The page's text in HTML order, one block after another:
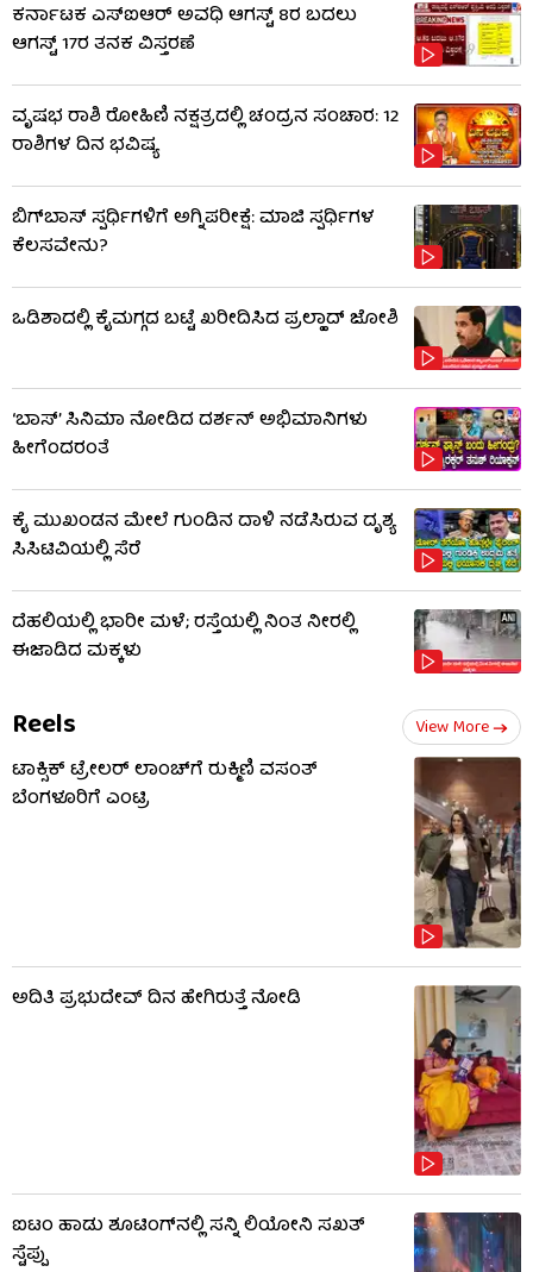
ಕರ್ನಾಟಕ ಎಸ್‌ಐಆರ್ ಅವಧಿ ಆಗಸ್ಟ್ 8ರ ಬದಲು
ಆಗಸ್ಟ್ 17ರ ತನಕ ವಿಸ್ತರಣೆ
ವೃಷಭ ರಾಶಿ ರೋಹಿಣಿ ನಕ್ಷತ್ರದಲ್ಲಿ ಚಂದ್ರನ ಸಂಚಾರ: 12
ರಾಶಿಗಳ ದಿನ ಭವಿಷ್ಯ
ಬಿಗ್​​ಬಾಸ್​ ಸ್ಪರ್ಧಿಗಳಿಗೆ ಅಗ್ನಿಪರೀಕ್ಷೆ: ಮಾಜಿ ​​ಸ್ಪರ್ಧಿಗಳ
ಕೆಲಸವೇನು?
ಒಡಿಶಾದಲ್ಲಿ ಕೈಮಗ್ಗದ ಬಟ್ಟೆ ಖರೀದಿಸಿದ ಪ್ರಲ್ಹಾದ್ ಜೋಶಿ
‘ಬಾಸ್’ ಸಿನಿಮಾ ನೋಡಿದ ದರ್ಶನ್ ಅಭಿಮಾನಿಗಳು
ಹೀಗೆಂದರಂತೆ
ಕೈ ಮುಖಂಡನ ಮೇಲೆ ಗುಂಡಿನ ದಾಳಿ ನಡೆಸಿರುವ ದೃಶ್ಯ
ಸಿಸಿಟಿವಿಯಲ್ಲಿ ಸೆರೆ
ದೆಹಲಿಯಲ್ಲಿ ಭಾರೀ ಮಳೆ; ರಸ್ತೆಯಲ್ಲಿ ನಿಂತ ನೀರಲ್ಲಿ
ಈಜಾಡಿದ ಮಕ್ಕಳು
Reels View More
ಟಾಕ್ಸಿಕ್ ಟ್ರೇಲರ್ ಲಾಂಚ್​​​ಗೆ ರುಕ್ಮಿಣಿ ವಸಂತ್
ಬೆಂಗಳೂರಿಗೆ ಎಂಟ್ರಿ
ಅದಿತಿ ಪ್ರಭುದೇವ್ ದಿನ ಹೇಗಿರುತ್ತೆ ನೋಡಿ
ಐಟಂ ಹಾಡು ಶೂಟಿಂಗ್​​ನಲ್ಲಿ ಸನ್ನಿ ಲಿಯೋನಿ ಸಖತ್
ಸ್ಟೆಪ್ಪು